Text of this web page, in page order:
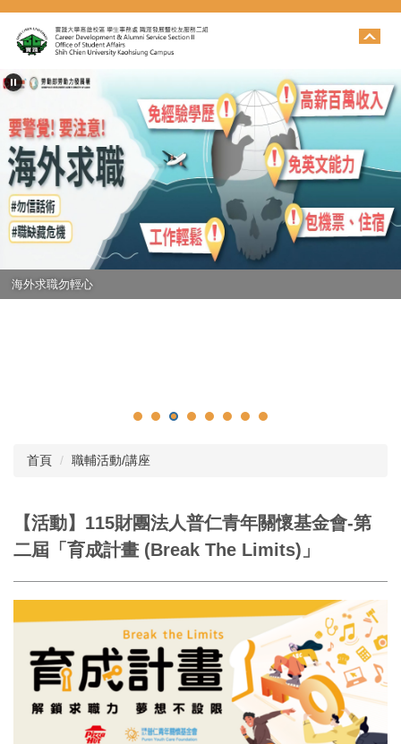
跳
到
主
內
區
海外求職勿輕心
首頁 職輔活動/講座
【活動】115財團法人普仁青年關懷基金會-第
二屆「育成計畫 (Break The Limits)」